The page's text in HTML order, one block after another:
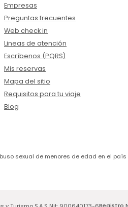
Empresas
Preguntas frecuentes
Web check in
Lineas de atención
Escríbenos (PQRS)
Mis reservas
Mapa del sitio
Requisitos para tu viaje
Blog
sexual de menores de edad en el